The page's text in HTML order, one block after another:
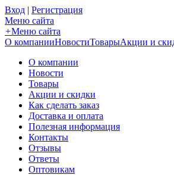
Вход | Регистрация
Меню сайта
+Меню сайта
О компанииНовостиТоварыАкции и
О компании
Новости
Товары
Акции и скидки
Как сделать заказ
Доставка и оплата
Полезная информация
Контакты
Отзывы
Ответы
Оптовикам